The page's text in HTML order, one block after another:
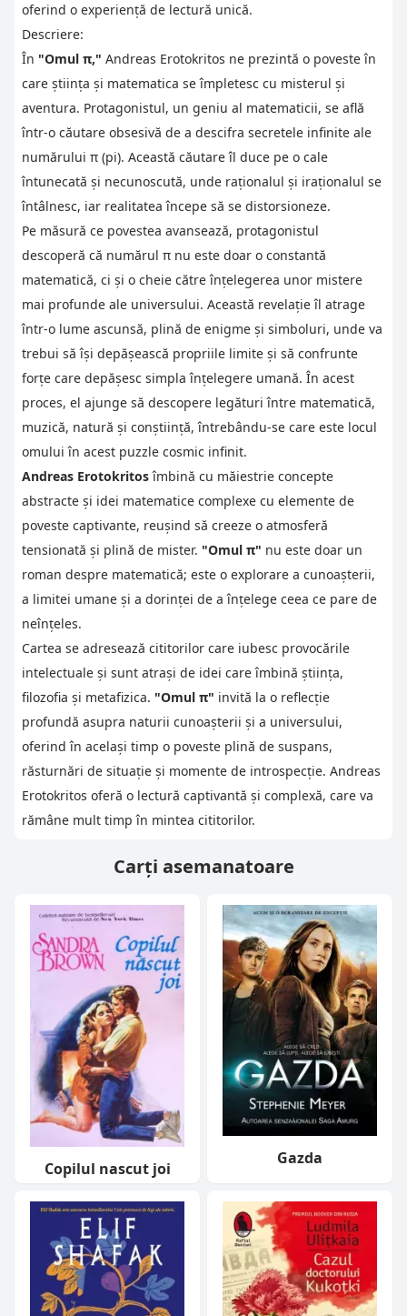
oferind o experiență de lectură unică.
Descriere:
În "Omul π," Andreas Erotokritos ne prezintă o poveste în
care știința și matematica se împletesc cu misterul și
aventura. Protagonistul, un geniu al matematicii, se află
într-o căutare obsesivă de a descifra secretele infinite ale
numărului π (pi). Această căutare îl duce pe o cale
întunecată și necunoscută, unde raționalul și iraționalul se
întâlnesc, iar realitatea începe să se distorsioneze.
Pe măsură ce povestea avansează, protagonistul
descoperă că numărul π nu este doar o constantă
matematică, ci și o cheie către înțelegerea unor mistere
mai profunde ale universului. Această revelație îl atrage
într-o lume ascunsă, plină de enigme și simboluri, unde va
trebui să își depășească propriile limite și să confrunte
forțe care depășesc simpla înțelegere umană. În acest
proces, el ajunge să descopere legături între matematică,
muzică, natură și conștiință, întrebându-se care este locul
omului în acest puzzle cosmic infinit.
Andreas Erotokritosîmbină cu măiestrie concepte
abstracte și idei matematice complexe cu elemente de
poveste captivante, reușind să creeze o atmosferă
tensionată și plină de mister. "Omul π" nu este doar un
roman despre matematică; este o explorare a cunoașterii,
a limitei umane și a dorinței de a înțelege ceea ce pare de
neînțeles.
Cartea se adresează cititorilor care iubesc provocările
intelectuale și sunt atrași de idei care îmbină știința,
filozofia și metafizica. "Omul π" invită la o reflecție
profundă asupra naturii cunoașterii și a universului,
oferind în același timp o poveste plină de suspans,
răsturnări de situație și momente de introspecție. Andreas
Erotokritos oferă o lectură captivantă și complexă, care va
rămâne mult timp în mintea cititorilor.
Carți asemanatoare
Copilul nascut joi
Gazda